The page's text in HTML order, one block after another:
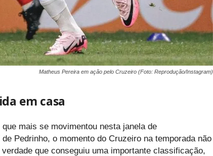
Matheus Pereira em ação pelo Cruzeiro (Foto: Reprodução/Instagram)
em casa
mais se movimentou nesta janela de
Pedrinho, o momento do Cruzeiro na temporada não
que conseguiu uma importante classificação,